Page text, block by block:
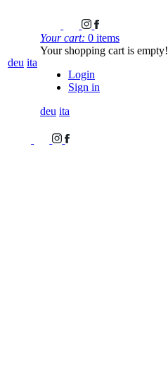
deu ita
Your cart: 0 items
Your shopping cart is empty!
Login
Sign in
deu ita